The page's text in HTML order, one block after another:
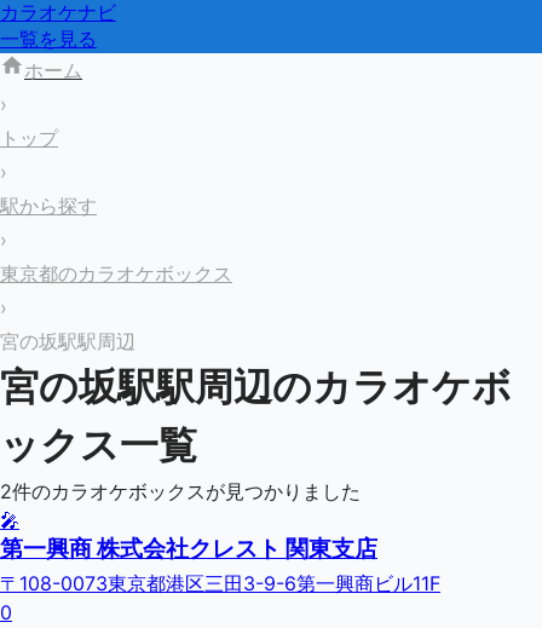
カラオケナビ
一覧を見る
ホーム
›
トップ
›
駅から探す
›
東京都のカラオケボックス
›
宮の坂駅駅周辺
宮の坂駅駅周辺のカラオケボ
ックス一覧
2件のカラオケボックスが見つかりました
🎤
第一興商 株式会社クレスト 関東支店
〒108-0073東京都港区三田3-9-6第一興商ビル11F
0